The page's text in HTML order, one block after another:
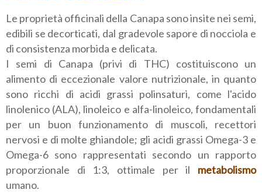
Le proprietà officinali della Canapa sono insite nei semi,
edibili se decorticati, dal gradevole sapore di nocciola e
di consistenza morbida e delicata.
I semi di Canapa (privi di THC) costituiscono un
alimento di eccezionale valore nutrizionale, in quanto
sono ricchi di acidi grassi polinsaturi, come l'acido
linolenico (ALA), linoleico e alfa-linoleico, fondamentali
per un buon funzionamento di muscoli, recettori
nervosi e di molte ghiandole; gli acidi grassi Omega-3 e
Omega-6 sono rappresentati secondo un rapporto
proporzionale di 1:3, ottimale per il metabolismo
umano.